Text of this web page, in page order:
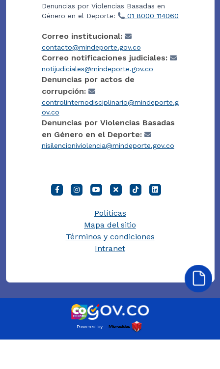
Denuncias por Violencias Basadas en
Género en el Deporte:
01 8000 114060
Correo institucional:
contacto@mindeporte.gov.co
Correo notificaciones judiciales:
notijudiciales@mindeporte.gov.co
Denuncias por actos de
corrupción:
controlinternodisciplinario@mindeporte.g
ov.co
Denuncias por Violencias Basadas
en Género en el Deporte:
nisilencioniviolencia@mindeporte.gov.co
Políticas
Mapa del sitio
Términos y condiciones
Intranet
Powered by :